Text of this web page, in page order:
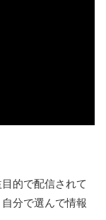
的で配信されて
分で選んで情報